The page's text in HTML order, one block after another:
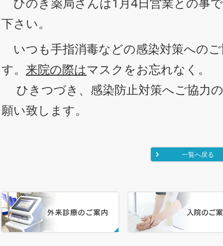
下さい。
いつも手指消毒などの感染対策への
す。 来院の際はマスクをお忘れなく。
ひきつづき、感染防止対策へご協力
願い致します。
一覧へ戻る